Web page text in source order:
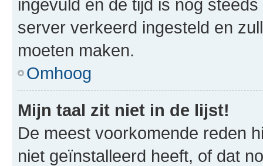
ingevuld en de tijd is nog
server verkeerd ingesteld en
moeten maken.
Omhoog
Mijn taal zit niet in de lijst!
De meest voorkomende reden
niet geïnstalleerd heeft, of dat